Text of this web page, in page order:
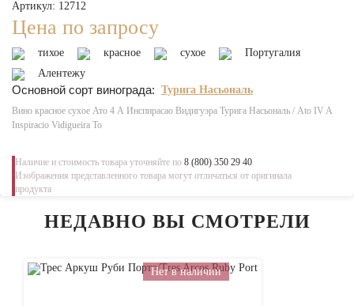
Артикул: 12712
Цена по запросу
тихое красное сухое
Португалия
Алентежу
Основной сорт винограда: Турига Насьональ
Вино красное сухое Ато 4 А Инспирасао Видигуэра Турига Насьональ / Ato IV A
Inspiracio Vidigueira To
Наличие и стоимость товара уточняйте по 8 (800) 350 29 40
Изображения представленного товара могут отличаться от оригинала
продукта
НЕДАВНО ВЫ СМОТРЕЛИ
Нет в наличии